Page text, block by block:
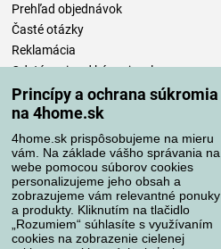
Princípy a ochrana súkromia
na 4home.sk
4home.sk prispôsobujeme na mieru
vám. Na základe vášho správania na
webe pomocou súborov cookies
personalizujeme jeho obsah a
zobrazujeme vám relevantné ponuky
a produkty. Kliknutím na tlačidlo
„Rozumiem“ súhlasíte s využívaním
cookies na zobrazenie cielenej
Prehľad objednávok
Časté otázky
Reklamácia
Odstúpenie od kúpnej zmluvy
Pravidlá spracovania recenzií
Spôsoby dopravy
Spôsoby platby